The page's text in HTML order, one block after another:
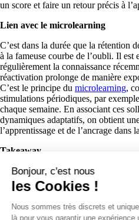
Bonjour, c'est nous
les Cookies !
Nous sommes très discrets et
là pour vous garantir une expérience
un score et faire un retour précis à
Lien avec le microlearning
C’est dans la durée que la rétention
à la fameuse courbe de l’oubli. Il est
régulièrement la connaissance
réactivation prolonge de manière
C’est le principe du microlearning,
stimulations périodiques, par
chaque semaine. En associant ces
dynamiques adaptatifs, on obtient
l’apprentissage et de l’ancrage dans
Takeaway
Comme l’ont établi les sciences
testing effect , demeure le moyen le
durablement. L'évaluation doit donc
non seulement pour valider les
connaissances. Les outils d’une